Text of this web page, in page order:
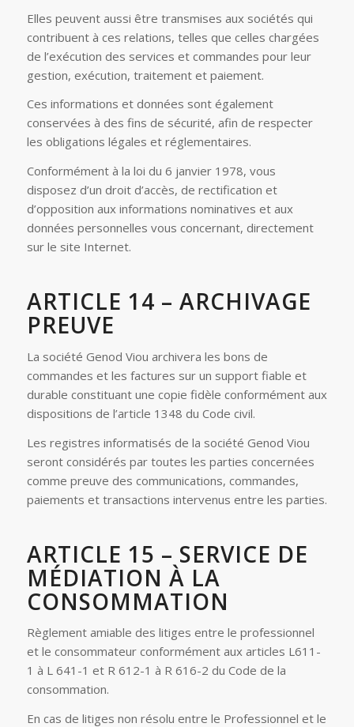
Elles peuvent aussi être transmises aux sociétés qui
contribuent à ces relations, telles que celles chargées
de l’exécution des services et commandes pour leur
gestion, exécution, traitement et paiement.
Ces informations et données sont également
conservées à des fins de sécurité, afin de respecter
les obligations légales et réglementaires.
Conformément à la loi du 6 janvier 1978, vous
disposez d’un droit d’accès, de rectification et
d’opposition aux informations nominatives et aux
données personnelles vous concernant, directement
sur le site Internet.
ARTICLE 14 – ARCHIVAGE
PREUVE
La société Genod Viou archivera les bons de
commandes et les factures sur un support fiable et
durable constituant une copie fidèle conformément aux
dispositions de l’article 1348 du Code civil.
Les registres informatisés de la société Genod Viou
seront considérés par toutes les parties concernées
comme preuve des communications, commandes,
paiements et transactions intervenus entre les parties.
ARTICLE 15 – SERVICE DE
MÉDIATION À LA
CONSOMMATION
Règlement amiable des litiges entre le professionnel
et le consommateur conformément aux articles L611-
1 à L 641-1 et R 612-1 à R 616-2 du Code de la
consommation.
En cas de litiges non résolu entre le Professionnel et le